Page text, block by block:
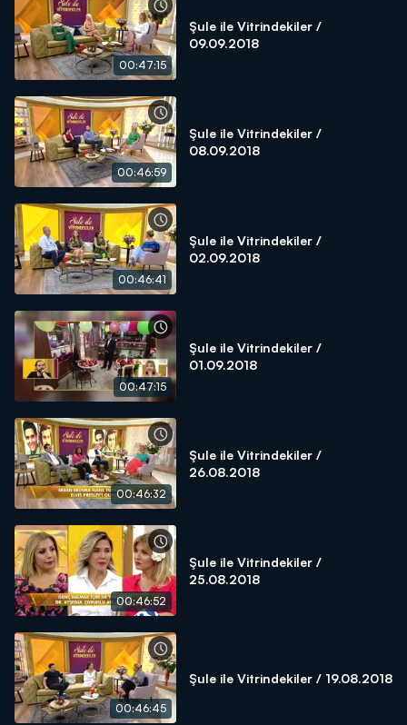
00:47:15
Şule ile Vitrindekiler /
09.09.2018
00:46:59
Şule ile Vitrindekiler /
08.09.2018
00:46:41
Şule ile Vitrindekiler /
02.09.2018
00:47:15
Şule ile Vitrindekiler /
01.09.2018
00:46:32
Şule ile Vitrindekiler /
26.08.2018
00:46:52
Şule ile Vitrindekiler /
25.08.2018
00:46:45
Şule ile Vitrindekiler / 19.08.2018